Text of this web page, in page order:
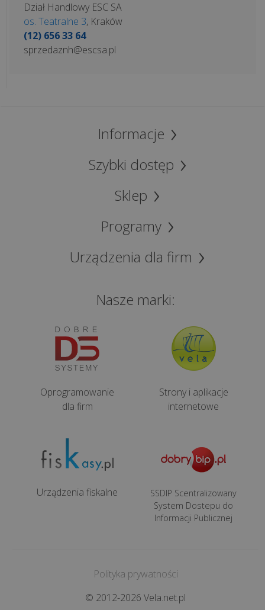
Dział Handlowy ESC SA
os. Teatralne 3, Kraków
(12) 656 33 64
sprzedaznh@escsa.pl
Informacje
Szybki dostęp
Sklep
Programy
Urządzenia dla firm
Nasze marki:
Oprogramowanie
dla firm
Strony i aplikacje
internetowe
Urządzenia fiskalne
SSDIP Scentralizowany
System Dostepu do
Informacji Publicznej
Polityka prywatności
© 2012-2026 Vela.net.pl